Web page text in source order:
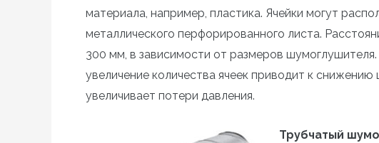
материала, например, пластика. Ячейки могут
металлического перфорированного листа.
300 мм, в зависимости от размеров
увеличение количества ячеек приводит к
увеличивает потери давления.
Трубчатый